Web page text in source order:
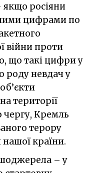
якщо росіяни
цифрами по
війни проти
що такі цифри у
роду невдач у
території
чергу, Кремль
терору
країни.
– у